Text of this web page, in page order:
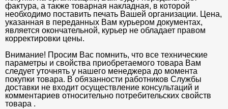
фактура, а также товарная накладная, в которой
необходимо поставить печать Вашей организации. Цена,
указанная в переданных Вам курьером документах,
является окончательной, курьер не обладает правом
корректировки цены.
Внимание! Просим Вас помнить, что все технические
параметры и свойства приобретаемого товара Вам
следует уточнять у нашего менеджера до момента
покупки товара. В обязанности работников Службы
доставки не входит осуществление консультаций и
комментариев относительно потребительских свойств
товара .